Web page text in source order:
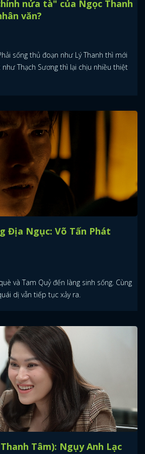
nửa tà" của Ngọc Thanh
văn?
sống thủ đoạn như Lý Thanh thì mới
Thạch Sương thì lại chịu nhiều thiệt
Địa Ngục: Võ Tấn Phát
và Tam Quỷ đến làng sinh sống. Cùng
dị vẫn tiếp tục xảy ra.
Tâm): Ngụy Anh Lạc